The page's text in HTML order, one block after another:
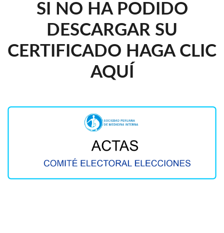
SI NO HA PODIDO
DESCARGAR SU
CERTIFICADO HAGA CLIC
AQUÍ